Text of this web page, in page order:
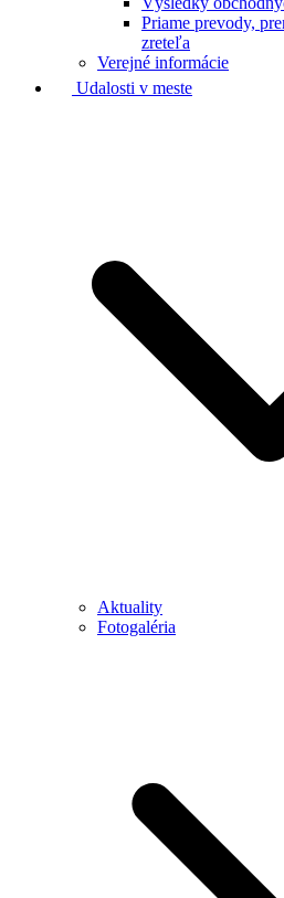
Priame prevody,
zreteľa
Verejné informácie
Udalosti v meste
Aktuality
Fotogaléria